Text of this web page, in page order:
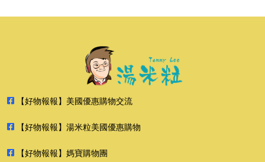
【好物報報】美國優惠購物交流
【好物報報】湯米粒美國優惠購物
【好物報報】媽寶購物團